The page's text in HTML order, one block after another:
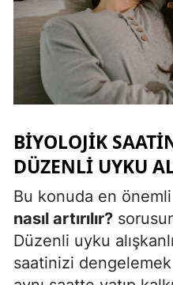
BIYOLOJIK
DÜZENLI UYKU
Bu konuda en
nasıl artırılır?
Düzenli uyku
saatinizi